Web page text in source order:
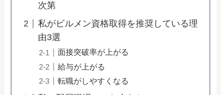
次第
私がビルメン資格取得を推奨している理
由3選
面接突破率が上がる
給与が上がる
転職がしやすくなる